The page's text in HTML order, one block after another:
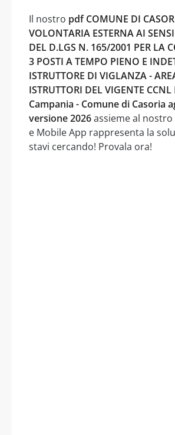
Il nostro pdf COMUNE DI
VOLONTARIA ESTERNA AI
DEL D.LGS N. 165/2001 PER LA
3 POSTI A TEMPO PIENO E
ISTRUTTORE DI VIGLANZA -
ISTRUTTORI DEL VIGENTE CCNL
Campania - Comune di Casoria
versione 2026assieme al
e Mobile App rappresenta la
stavi cercando! Provala ora!